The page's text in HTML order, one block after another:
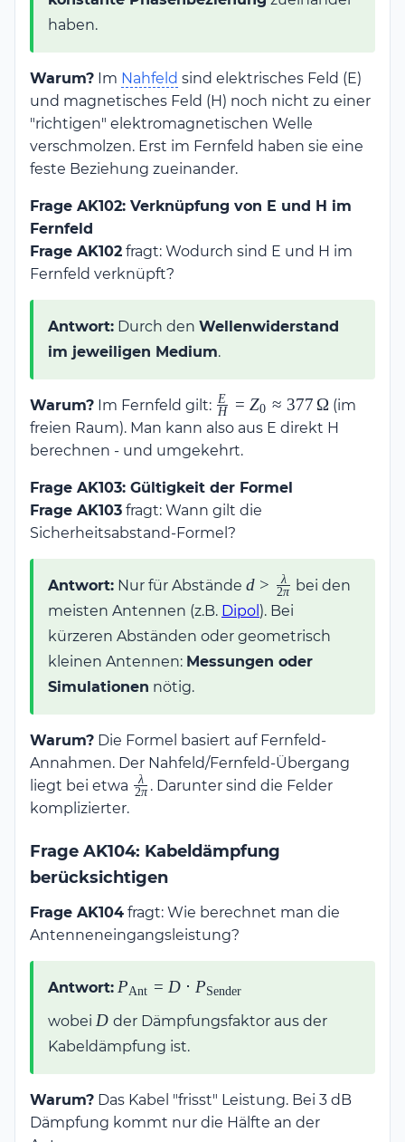
haben.
Warum? Im Nahfeld sind elektrisches Feld (E)
und magnetisches Feld (H) noch nicht zu einer
"richtigen" elektromagnetischen Welle
verschmolzen. Erst im Fernfeld haben sie eine
feste Beziehung zueinander.
Frage AK102: Verknüpfung von E und H im
Fernfeld
Frage AK102 fragt: Wodurch sind E und H im
Fernfeld verknüpft?
Antwort: Durch den Wellenwiderstand
im jeweiligen Medium.
Warum? Im Fernfeld gilt: \frac{E}{H}
= Z_0
\approx
H
E = Z0 ≈ 377 Ω(im
freien Raum). Man kann also aus E direkt H
berechnen - und umgekehrt.
Frage AK103: Gültigkeit der Formel
Frage AK103 fragt: Wann gilt die
Sicherheitsabstand-Formel?
Antwort: Nur für Abstände d >
\frac{\lambda}
{2\pi}
d > 2π
λ
bei den
meisten Antennen (z.B. Dipol ). Bei
kürzeren Abständen oder geometrisch
kleinen Antennen: Messungen oder
Simulationen nötig.
Warum? Die Formel basiert auf Fernfeld-
Annahmen. Der Nahfeld/Fernfeld-Übergang
liegt bei etwa \frac{\lambda}
2π
λ . Darunter sind die Felder
komplizierter.
Frage AK104: Kabeldämpfung
berücksichtigen
Frage AK104 fragt: Wie berechnet man die
Antenneneingangsleistung?
Antwort: P_{\text{Ant}} =
P_{\text{Sender}}
PAnt = D ⋅ PSender
wobei D
D der Dämpfungsfaktor aus der
Kabeldämpfung ist.
Warum? Das Kabel "frisst" Leistung. Bei 3 dB
Dämpfung kommt nur die Hälfte an der